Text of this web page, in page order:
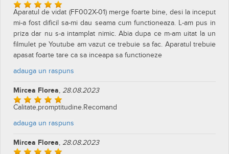
Aparatul de vidat (FF002X-01) merge foarte bine, desi la inceput
mi-a fost dificil sa-mi dau seama cum functioneaza. L-am pus in
priza dar nu s-a intamplat nimic. Abia dupa ce m-am uitat la un
filmulet pe Youtube am vazut ce trebuie sa fac. Aparatul trebuie
apasat foarte tare ca sa inceapa sa functioneze
adauga un raspuns
Mircea Florea, 28.08.2023
Calitate,promptitudine.Recomand
adauga un raspuns
Mircea Florea, 28.08.2023